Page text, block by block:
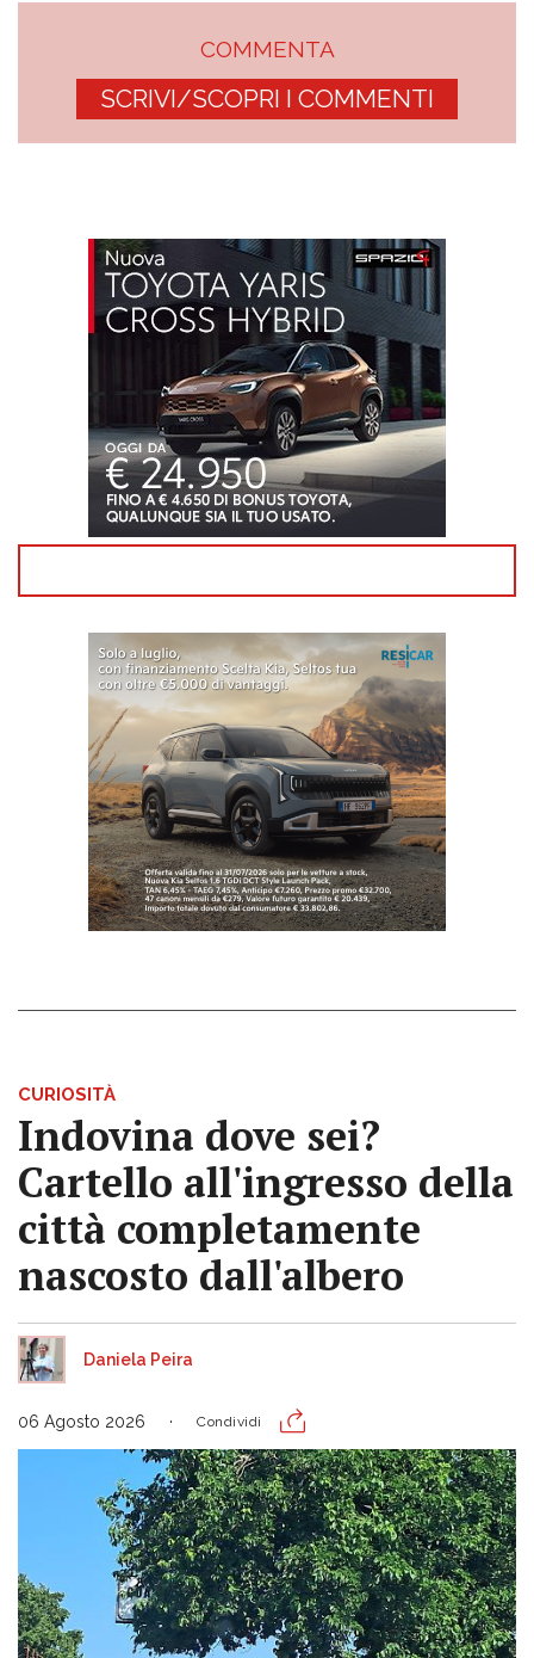
COMMENTA
SCRIVI/SCOPRI I COMMENTI
CURIOSITÀ
Indovina dove sei?
Cartello all'ingresso della
città completamente
nascosto dall'albero
Daniela Peira
06 Agosto 2026 Condividi